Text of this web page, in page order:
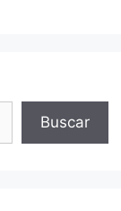
Buscar